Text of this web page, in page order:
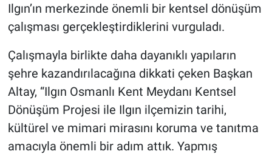
Ilgın’ın merkezinde önemli bir kentsel dönüşüm
çalışması gerçekleştirdiklerini vurguladı.
Çalışmayla birlikte daha dayanıklı yapıların
şehre kazandırılacağına dikkati çeken Başkan
Altay, “Ilgın Osmanlı Kent Meydanı Kentsel
Dönüşüm Projesi ile Ilgın ilçemizin tarihi,
kültürel ve mimari mirasını koruma ve tanıtma
amacıyla önemli bir adım attık. Yapmış